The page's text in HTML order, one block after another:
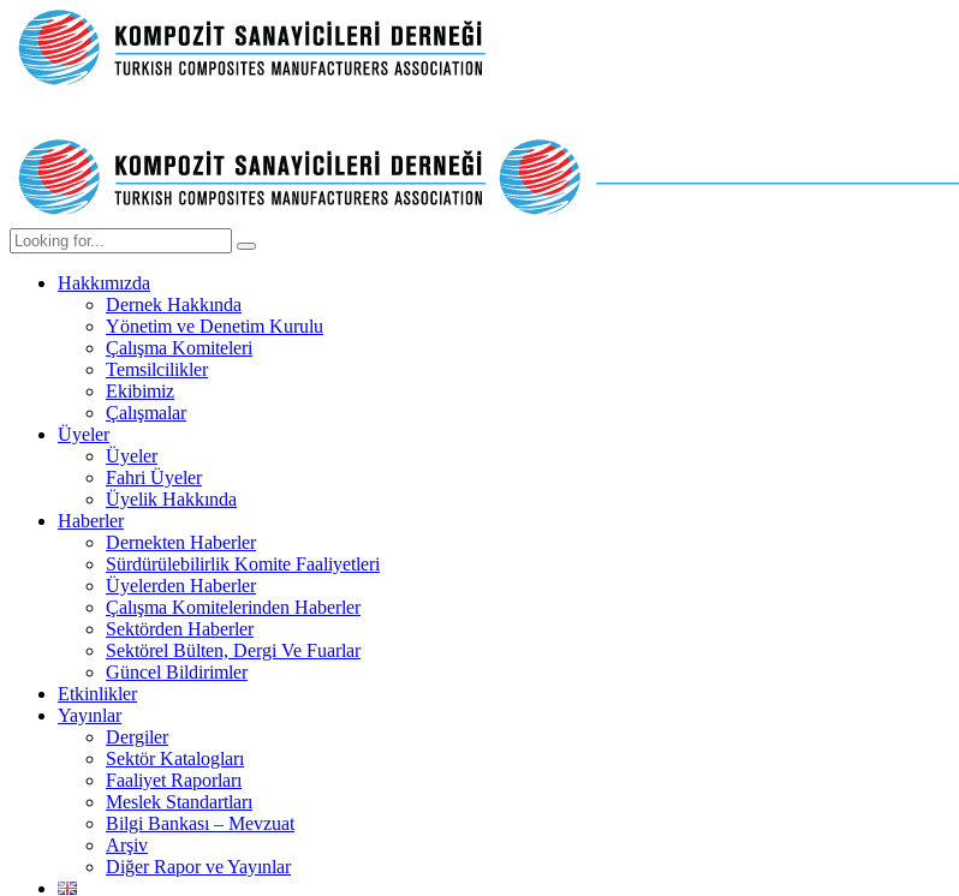
Hakkımızda
Dernek Hakkında
Yönetim ve Denetim Kurulu
Çalışma Komiteleri
Temsilcilikler
Ekibimiz
Çalışmalar
Üyeler
Üyeler
Fahri Üyeler
Üyelik Hakkında
Haberler
Dernekten Haberler
Sürdürülebilirlik Komite Faaliyetleri
Üyelerden Haberler
Çalışma Komitelerinden Haberler
Sektörden Haberler
Sektörel Bülten, Dergi Ve Fuarlar
Güncel Bildirimler
Etkinlikler
Yayınlar
Dergiler
Sektör Katalogları
Faaliyet Raporları
Meslek Standartları
Bilgi Bankası – Mevzuat
Arşiv
Diğer Rapor ve Yayınlar